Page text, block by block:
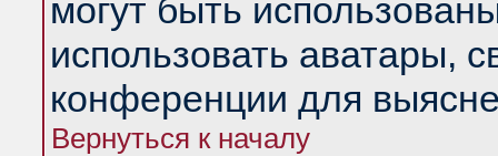
могут быть
использовать аватары,
конференции для
Вернуться к началу